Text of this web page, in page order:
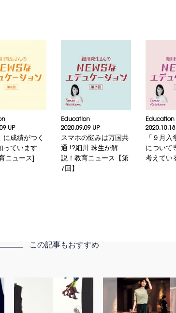
UP
に成績がつく
っています
ニュース]
Education
2020.09.09 UP
スマホの悩みは万国共
通 !?細川 珠生が解
説！教育ニュース【第
7回】
Education
2020.10.18
「９月
について
考えてい
この記事もおすすめ